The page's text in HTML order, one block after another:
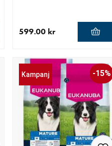
599.00 kr
Kampanj -15%